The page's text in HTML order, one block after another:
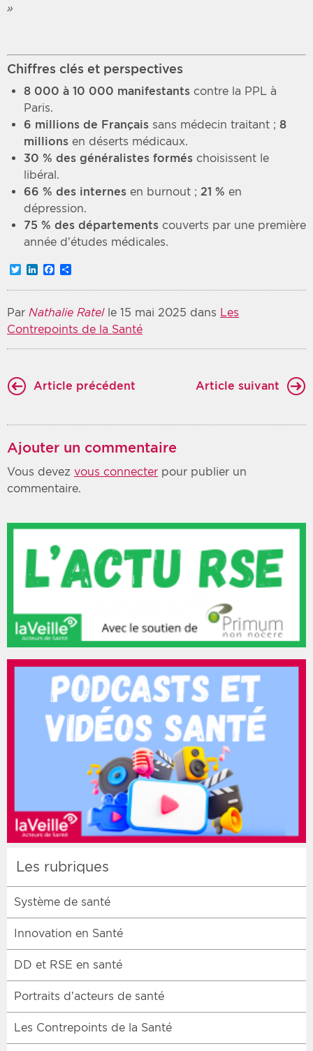
»
Chiffres clés et perspectives
8 000 à 10 000 manifestants contre la PPL à
Paris.
6 millions de Français sans médecin traitant ; 8
millions en déserts médicaux.
30 % des généralistes formés choisissent le
libéral.
66 % des internes en burnout ; 21 % en
dépression.
75 % des départements couverts par une première
année d’études médicales.
TwitterLinkedInFacebook
Par Nathalie Ratelle 15 mai 2025 dans Les
Contrepoints de la Santé
Article précédent Article suivant
Ajouter un commentaire
Vous devez vous connecter pour publier un
commentaire.
Les rubriques
Système de santé
Innovation en Santé
DD et RSE en santé
Portraits d’acteurs de santé
Les Contrepoints de la Santé